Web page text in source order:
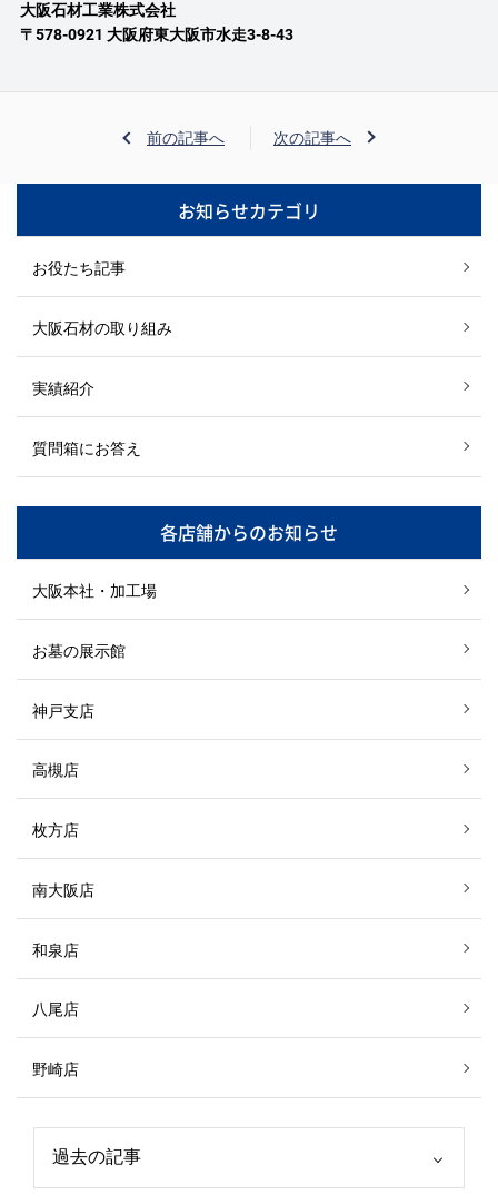
大阪石材工業株式会社
〒578-0921 大阪府東大阪市水走3-8-43
前の記事へ 次の記事へ
お知らせカテゴリ
お役たち記事
大阪石材の取り組み
実績紹介
質問箱にお答え
各店舗からのお知らせ
大阪本社・加工場
お墓の展示館
神戸支店
高槻店
枚方店
南大阪店
和泉店
八尾店
野崎店